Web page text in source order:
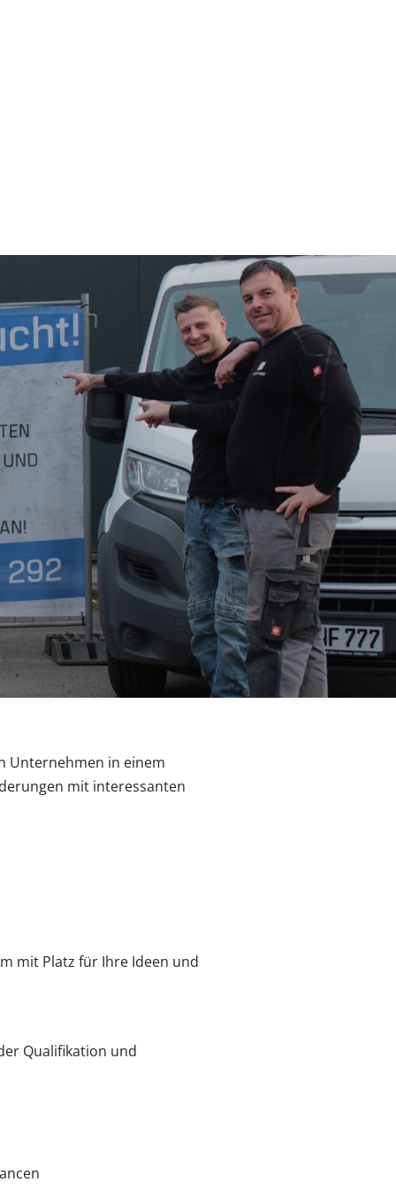
Unternehmen in einem
mit interessanten
mit Platz für Ihre Ideen und
Qualifikation und